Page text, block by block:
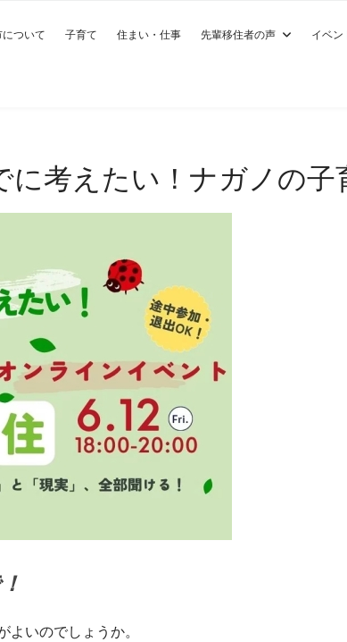
ついて 子育て 住まい・仕事 先輩移住者の声 イベン
に考えたい！ナガノの
いのでしょうか。